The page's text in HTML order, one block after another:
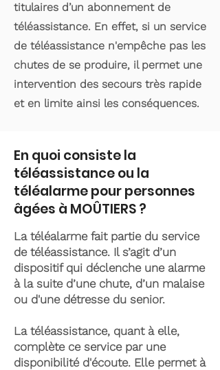
titulaires d’un abonnement de
téléassistance. En effet, si un service
de téléassistance n'empêche pas les
chutes de se produire, il permet une
intervention des secours très rapide
et en limite ainsi les conséquences.
En quoi consiste la
téléassistance ou la
téléalarme pour personnes
âgées à MOÛTIERS ?
La téléalarme fait partie du service
de téléassistance. Il s’agit d’un
dispositif qui déclenche une alarme
à la suite d’une chute, d’un malaise
ou d'une détresse du senior.
La téléassistance, quant à elle,
complète ce service par une
disponibilité d'écoute. Elle permet à